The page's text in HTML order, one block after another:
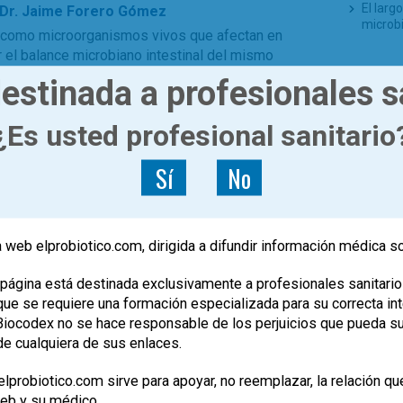
Dr. Jaime Forero Gómez
microorganismos vivos que afectan en
balance microbiano intestinal del mismo
son consideradas suplementos
por vía oral, ejerciendo un efecto preventivo o
origen viral. Las bacterias localizadas en el
y las defensas pulmonares a través
o disminuyendo la severidad de
viral previniendo las infecciones
virus más frecuentes causales de infección,
El
TE
a profesionales
usted profesional
Sí No
web elprobiotico.com, dirigida a difundir información médica
está destinada exclusivamente a profesionales
se requiere una formación especializada para su correcta
no se hace responsable de los perjuicios que pueda
cualquiera de sus enlaces.
sirve para apoyar, no reemplazar, la relación